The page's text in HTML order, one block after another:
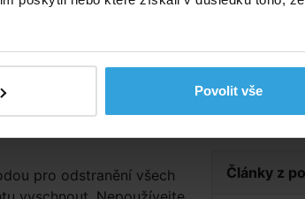
Povolit vše
dolů, tak aby
slunečním záření jako
do stínu, předejdete
pro odstranění všech
Návod
plachet
Články z